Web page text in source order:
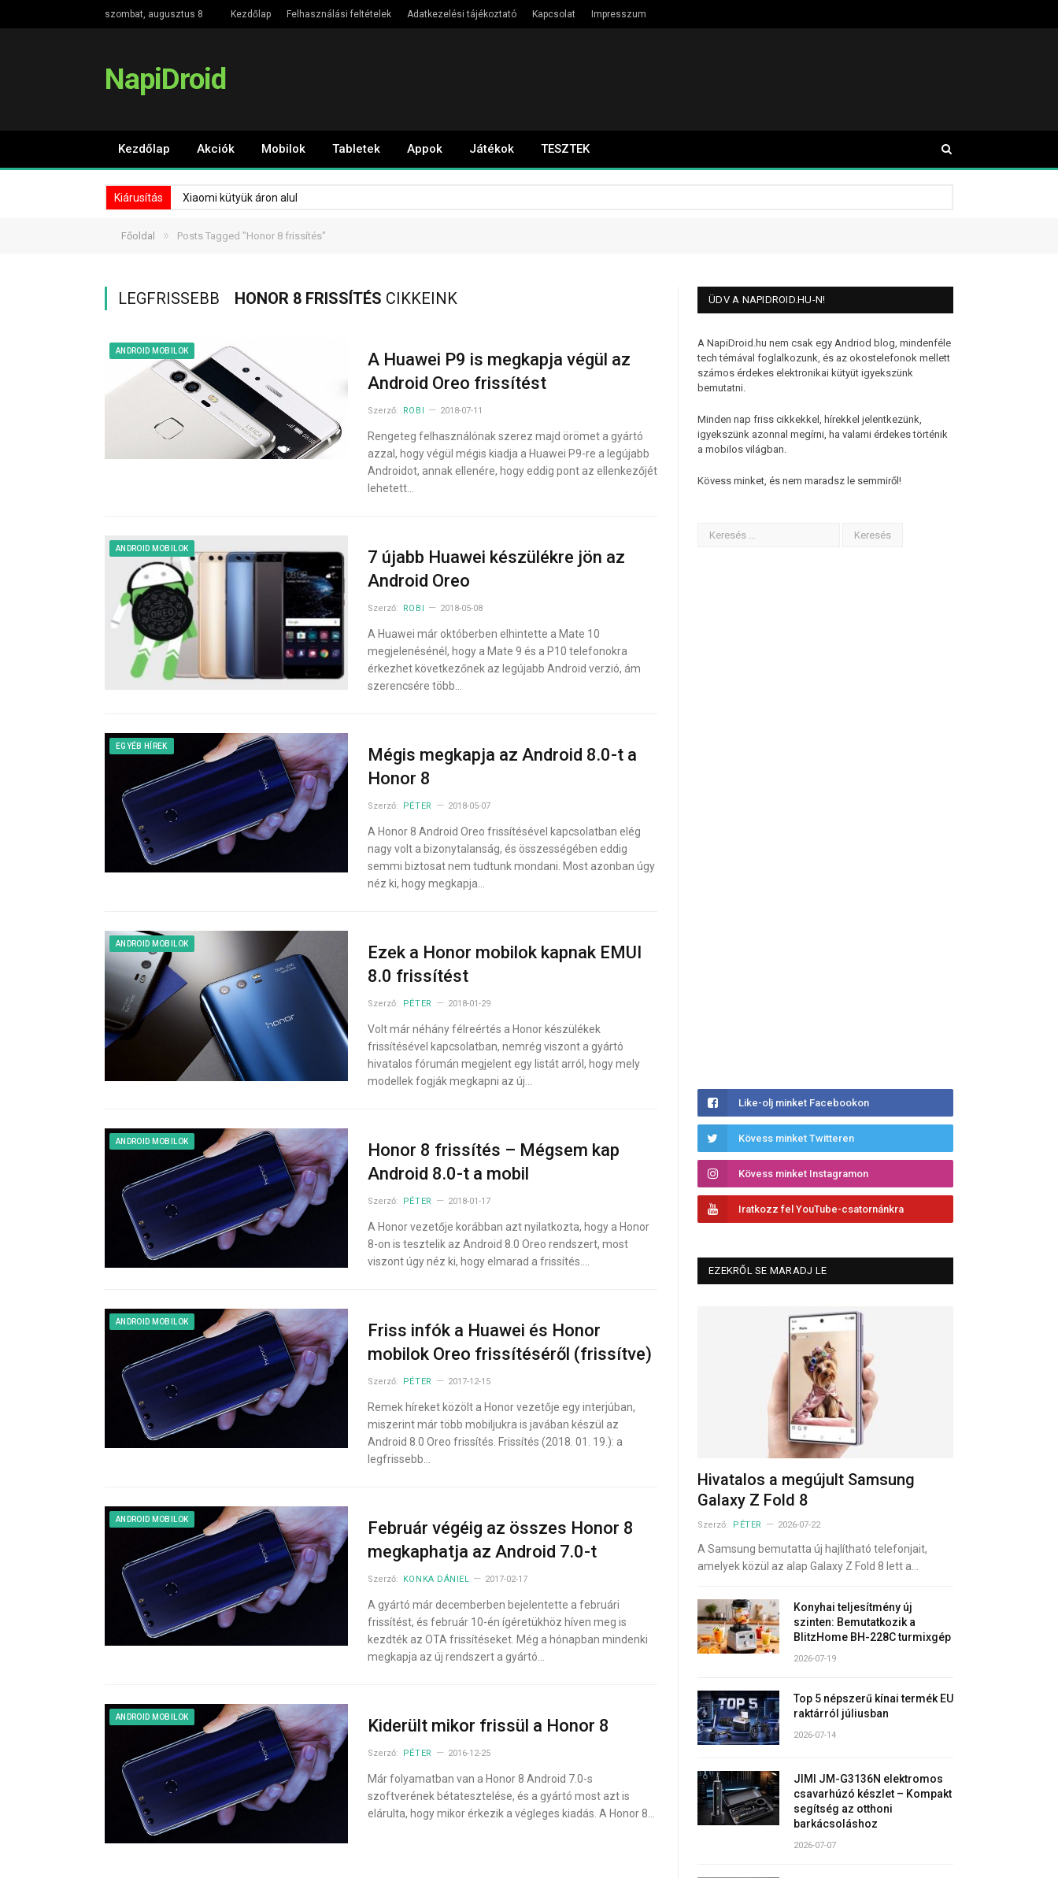
szombat, augusztus 8 Kezdőlap Felhasználási feltételek Adatkezelési tájékoztató Kapcsolat Impresszum
NapiDroid
Kezdőlap Akciók Mobilok Tabletek Appok Játékok TESZTEK
Kiárusítás Xiaomi kütyük áron alul
Főoldal » Posts Tagged "Honor 8 frissítés"
LEGFRISSEBB HONOR 8 FRISSÍTÉS CIKKEINK
ANDROID MOBILOK
A Huawei P9 is megkapja végül az
Android Oreo frissítést
Szerző: ROBI 2018-07-11
Rengeteg felhasználónak szerez majd örömet a gyártó
azzal, hogy végül mégis kiadja a Huawei P9-re a legújabb
Androidot, annak ellenére, hogy eddig pont az ellenkezőjét
lehetett…
ANDROID MOBILOK
7 újabb Huawei készülékre jön az
Android Oreo
Szerző: ROBI 2018-05-08
A Huawei már októberben elhintette a Mate 10
megjelenésénél, hogy a Mate 9 és a P10 telefonokra
érkezhet következőnek az legújabb Android verzió, ám
szerencsére több…
EGYÉB HÍREK
Mégis megkapja az Android 8.0-t a
Honor 8
Szerző: PÉTER 2018-05-07
A Honor 8 Android Oreo frissítésével kapcsolatban elég
nagy volt a bizonytalanság, és összességében eddig
semmi biztosat nem tudtunk mondani. Most azonban úgy
néz ki, hogy megkapja…
ANDROID MOBILOK
Ezek a Honor mobilok kapnak EMUI
8.0 frissítést
Szerző: PÉTER 2018-01-29
Volt már néhány félreértés a Honor készülékek
frissítésével kapcsolatban, nemrég viszont a gyártó
hivatalos fórumán megjelent egy listát arról, hogy mely
modellek fogják megkapni az új…
ANDROID MOBILOK
Honor 8 frissítés – Mégsem kap
Android 8.0-t a mobil
Szerző: PÉTER 2018-01-17
A Honor vezetője korábban azt nyilatkozta, hogy a Honor
8-on is tesztelik az Android 8.0 Oreo rendszert, most
viszont úgy néz ki, hogy elmarad a frissítés.…
ANDROID MOBILOK
Friss infók a Huawei és Honor
mobilok Oreo frissítéséről (frissítve)
Szerző: PÉTER 2017-12-15
Remek híreket közölt a Honor vezetője egy interjúban,
miszerint már több mobiljukra is javában készül az
Android 8.0 Oreo frissítés. Frissítés (2018. 01. 19.): a
legfrissebb…
ANDROID MOBILOK
Február végéig az összes Honor 8
megkaphatja az Android 7.0-t
Szerző: KONKA DÁNIEL 2017-02-17
A gyártó már decemberben bejelentette a februári
frissítést, és február 10-én ígéretükhöz híven meg is
kezdték az OTA frissítéseket. Még a hónapban mindenki
megkapja az új rendszert a gyártó…
ANDROID MOBILOK Kiderült mikor frissül a Honor 8
Szerző: PÉTER 2016-12-25
Már folyamatban van a Honor 8 Android 7.0-s
szoftverének bétatesztelése, és a gyártó most azt is
elárulta, hogy mikor érkezik a végleges kiadás. A Honor 8…
ÜDV A NAPIDROID.HU-N!
A NapiDroid.hu nem csak egy Andriod blog, mindenféle
tech témával foglalkozunk, és az okostelefonok mellett
számos érdekes elektronikai kütyüt igyekszünk
bemutatni.
Minden nap friss cikkekkel, hírekkel jelentkezünk,
igyekszünk azonnal megírni, ha valami érdekes történik
a mobilos világban.
Kövess minket, és nem maradsz le semmiről!
Like-olj minket Facebookon
Kövess minket Twitteren
Kövess minket Instagramon
Iratkozz fel YouTube-csatornánkra
EZEKRŐL SE MARADJ LE
Hivatalos a megújult Samsung
Galaxy Z Fold 8
Szerző: PÉTER 2026-07-22
A Samsung bemutatta új hajlítható telefonjait,
amelyek közül az alap Galaxy Z Fold 8 lett a…
Konyhai teljesítmény új
szinten: Bemutatkozik a
BlitzHome BH-228C turmixgép
2026-07-19
Top 5 népszerű kínai termék EU
raktárról júliusban
2026-07-14
JIMI JM-G3136N elektromos
csavarhúzó készlet – Kompakt
segítség az otthoni
barkácsoláshoz
2026-07-07